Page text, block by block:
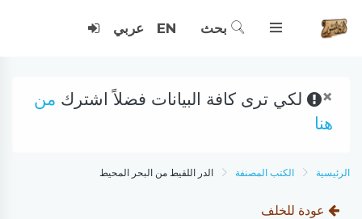
بحث EN عربي
× لكي ترى كافة البيانات فضلاً اشترك من
هنا
الرئيسية الكتب المصنفة الدر اللقيط من البحر المحيط
عودة للخلف